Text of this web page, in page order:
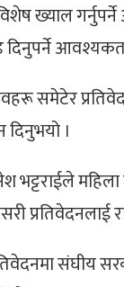
ख्याल
दिनुपर्ने
समेटेर
।
भट्टराईले
प्रतिवेदनलाई
संघीय